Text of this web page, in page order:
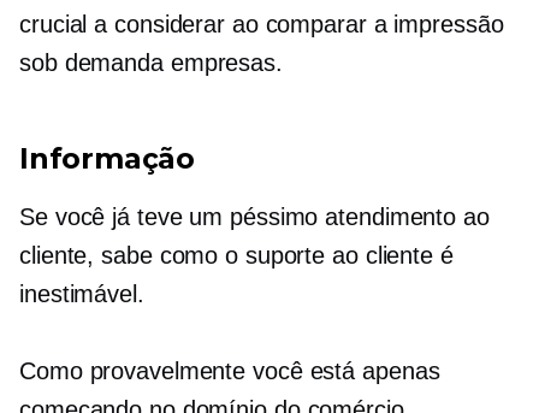
crucial a considerar ao comparar a impressão
sob demandaempresas.
Informação
Se você já teve um péssimo atendimento ao
cliente, sabe como o suporte ao cliente é
inestimável.
Como provavelmente você está apenas